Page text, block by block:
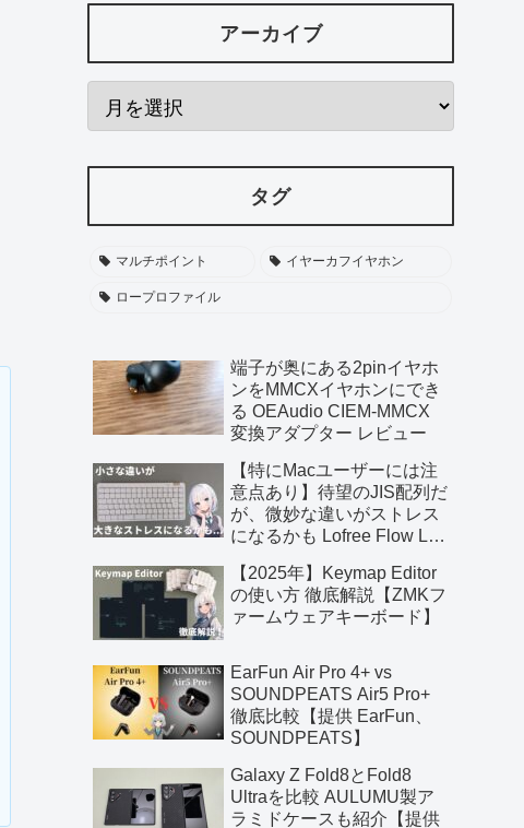
アーカイブ
タグ
マルチポイント イヤーカフイヤホン
ロープロファイル
端子が奥にある2pinイヤホ
ンをMMCXイヤホンにでき
る OEAudio CIEM-MMCX
変換アダプター レビュー
【特にMacユーザーには注
意点あり】待望のJIS配列だ
が、微妙な違いがストレス
になるかも Lofree Flow Lite
同会社】
【2025年】Keymap Editor
の使い方 徹底解説【ZMKフ
ァームウェアキーボード】
EarFun Air Pro 4+ vs
SOUNDPEATS Air5 Pro+
徹底比較【提供 EarFun、
SOUNDPEATS】
Galaxy Z Fold8とFold8
Ultraを比較 AULUMU製ア
ラミドケースも紹介【提供